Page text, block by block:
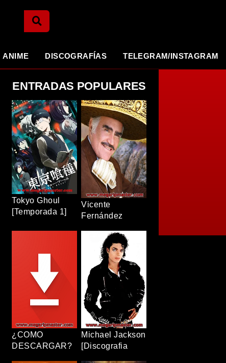
ANIME DISCOGRAFÍAS TELEGRAM/INSTAGRAM
ENTRADAS POPULARES
Tokyo Ghoul
[Temporada 1]
Japonés]
Vicente
Fernández
Completa]
[320Kbps] [MP3]
[TERABOX]
¿COMO
DESCARGAR?
Michael Jackson
[Discografia